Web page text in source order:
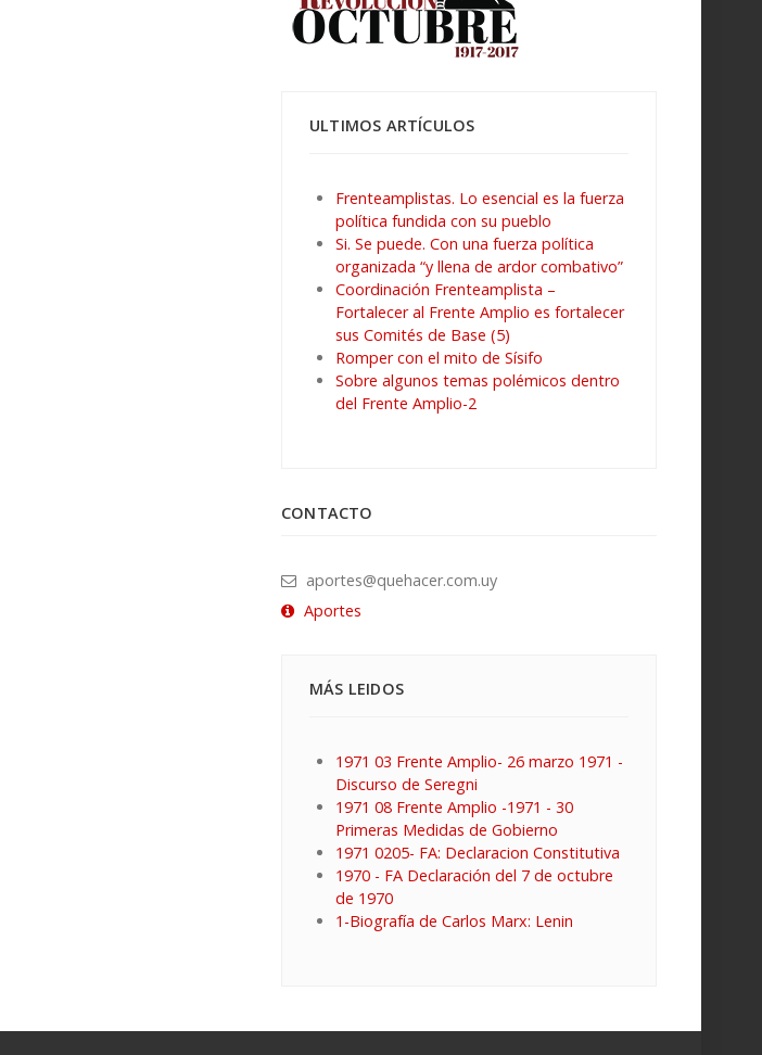
ULTIMOS ARTÍCULOS
Frenteamplistas. Lo esencial es la fuerza
política fundida con su pueblo
Si. Se puede. Con una fuerza política
organizada “y llena de ardor combativo”
Coordinación Frenteamplista –
Fortalecer al Frente Amplio es fortalecer
sus Comités de Base (5)
Romper con el mito de Sísifo
Sobre algunos temas polémicos dentro
del Frente Amplio-2
CONTACTO
aportes@quehacer.com.uy
Aportes
MÁS LEIDOS
1971 03 Frente Amplio- 26 marzo 1971 -
Discurso de Seregni
1971 08 Frente Amplio -1971 - 30
Primeras Medidas de Gobierno
1971 0205- FA: Declaracion Constitutiva
1970 - FA Declaración del 7 de octubre
de 1970
1-Biografía de Carlos Marx: Lenin